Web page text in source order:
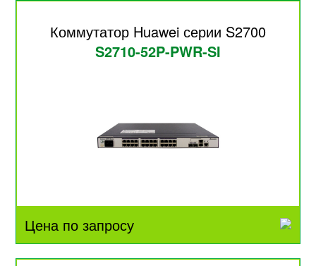
Коммутатор Huawei серии S2700
S2710-52P-PWR-SI
Цена по запросу